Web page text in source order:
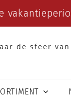
de sfeer